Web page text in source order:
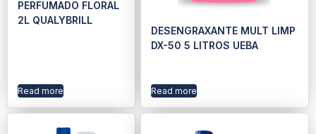
PERFUMADO FLORAL
2L QUALYBRILL
Read more
DESENGRAXANTE MULT LIMP
DX-50 5 LITROS UEBA
Read more